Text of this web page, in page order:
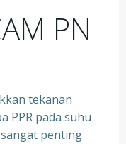
PN
tekanan
PPR pada suhu
penting